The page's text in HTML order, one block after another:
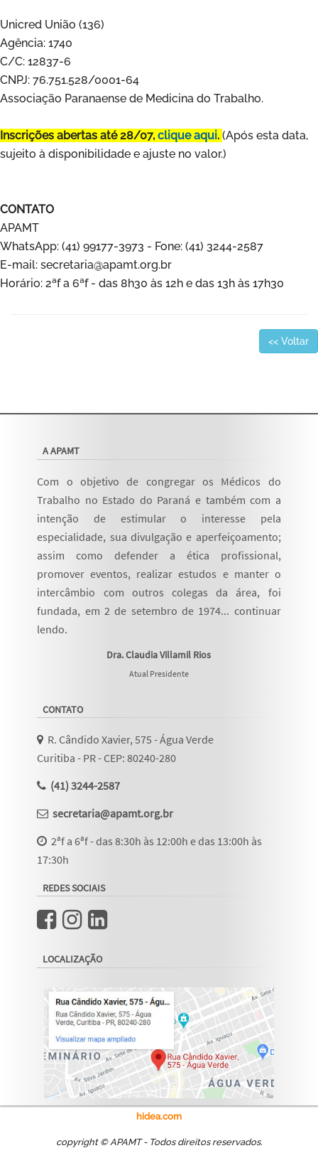
Unicred União (136)
Agência: 1740
C/C: 12837-6
CNPJ: 76.751.528/0001-64
Associação Paranaense de Medicina do Trabalho.
Inscrições abertas até 28/07, clique aqui. (Após esta data,
sujeito à disponibilidade e ajuste no valor.)
CONTATO
APAMT
WhatsApp: (41) 99177-3973 - Fone: (41) 3244-2587
E-mail: secretaria@apamt.org.br
Horário: 2ªf a 6ªf - das 8h30 às 12h e das 13h às 17h30
<< Voltar
A APAMT
Com o objetivo de congregar os Médicos do
Trabalho no Estado do Paraná e também com a
intenção de estimular o interesse pela
especialidade, sua divulgação e aperfeiçoamento;
assim como defender a ética profissional,
promover eventos, realizar estudos e manter o
intercâmbio com outros colegas da área, foi
fundada, em 2 de setembro de 1974... continuar
lendo.
Dra. Claudia Villamil Rios
Atual Presidente
CONTATO
R. Cândido Xavier, 575 - Água Verde
Curitiba - PR - CEP: 80240-280
(41) 3244-2587
secretaria@apamt.org.br
2ªf a 6ªf - das 8:30h às 12:00h e das 13:00h às
17:30h
REDES SOCIAIS
LOCALIZAÇÃO
hidea.com
copyright © APAMT - Todos direitos reservados.